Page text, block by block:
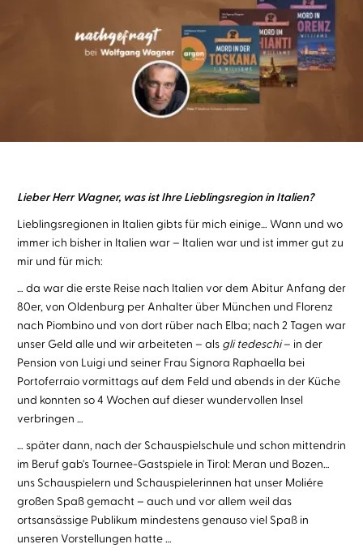
Lieber Herr Wagner, was ist Ihre Lieblingsregion in Italien?
Lieblingsregionen in Italien gibts für mich einige… Wann und wo
immer ich bisher in Italien war – Italien war und ist immer gut zu
mir und für mich:
… da war die erste Reise nach Italien vor dem Abitur Anfang der
80er, von Oldenburg per Anhalter über München und Florenz
nach Piombino und von dort rüber nach Elba; nach 2 Tagen war
unser Geld alle und wir arbeiteten – als gli tedeschi– in der
Pension von Luigi und seiner Frau Signora Raphaella bei
Portoferraio vormittags auf dem Feld und abends in der Küche
und konnten so 4 Wochen auf dieser wundervollen Insel
verbringen …
… später dann, nach der Schauspielschule und schon mittendrin
im Beruf gab's Tournee-Gastspiele in Tirol: Meran und Bozen…
uns Schauspielern und Schauspielerinnen hat unser Moliére
großen Spaß gemacht – auch und vor allem weil das
ortsansässige Publikum mindestens genauso viel Spaß in
unseren Vorstellungen hatte …